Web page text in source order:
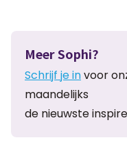
Meer Sophi?
Schrijf je invoor
maandelijks
de nieuwste